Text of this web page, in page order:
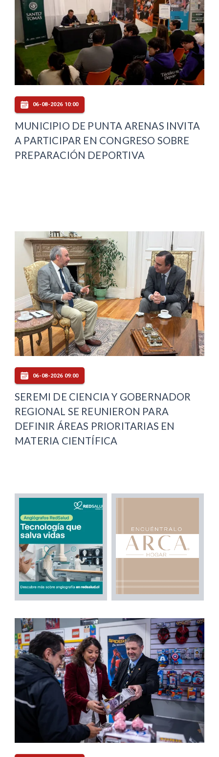
06-08-2026 10:00
MUNICIPIO DE PUNTA ARENAS INVITA
A PARTICIPAR EN CONGRESO SOBRE
PREPARACIÓN DEPORTIVA
06-08-2026 09:00
SEREMI DE CIENCIA Y GOBERNADOR
REGIONAL SE REUNIERON PARA
DEFINIR ÁREAS PRIORITARIAS EN
MATERIA CIENTÍFICA